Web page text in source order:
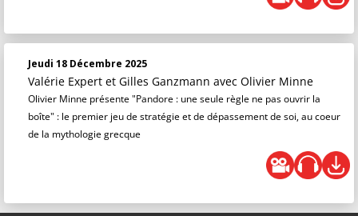
Jeudi 18 Décembre 2025
Valérie Expert et Gilles Ganzmann avec Olivier Minne
Olivier Minne présente "Pandore : une seule règle ne pas ouvrir la
boîte" : le premier jeu de stratégie et de dépassement de soi, au coeur
de la mythologie grecque